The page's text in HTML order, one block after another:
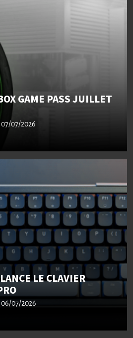
GAME PASS JUILLET
07/2026
LE CLAVIER
06/07/2026